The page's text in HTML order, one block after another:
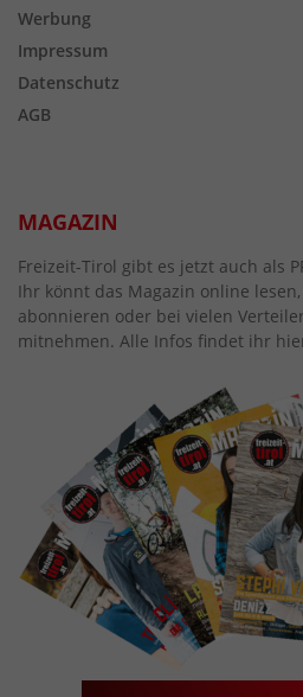
Werbung
Impressum
Datenschutz
AGB
MAGAZIN
Freizeit-Tirol gibt es jetzt auch als
Ihr könnt das Magazin online
abonnieren oder bei vielen
mitnehmen. Alle Infos findet ihr